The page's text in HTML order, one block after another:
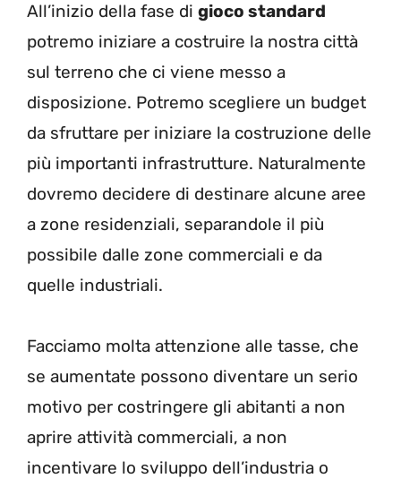
All’inizio della fase di gioco standard
potremo iniziare a costruire la nostra città
sul terreno che ci viene messo a
disposizione. Potremo scegliere un budget
da sfruttare per iniziare la costruzione delle
più importanti infrastrutture. Naturalmente
dovremo decidere di destinare alcune aree
a zone residenziali, separandole il più
possibile dalle zone commerciali e da
quelle industriali.
Facciamo molta attenzione alle tasse, che
se aumentate possono diventare un serio
motivo per costringere gli abitanti a non
aprire attività commerciali, a non
incentivare lo sviluppo dell’industria o